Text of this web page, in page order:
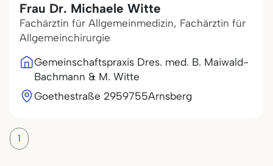
Frau Dr. Michaele Witte
Fachärztin für Allgemeinmedizin, Fachärztin für
Allgemeinchirurgie
Gemeinschaftspraxis Dres. med. B. Maiwald-
Bachmann & M. Witte
Goethestraße 2959755Arnsberg
1